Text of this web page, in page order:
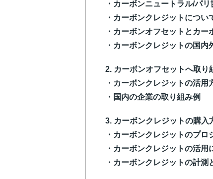
・カーボンニュートラル/パ
・カーボンクレジットについ
・カーボンオフセットとカ
・カーボンクレジットの国内
2. カーボンオフセットへ取り
・カーボンクレジットの活用
・国内の企業の取り組み例
3. カーボンクレジットの購入
・カーボンクレジットのプロ
・カーボンクレジットの活用
・カーボンクレジットの計測